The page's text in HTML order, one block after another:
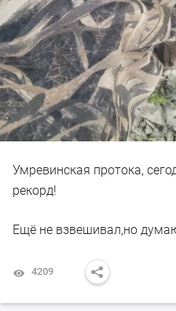
Умревинская протока,
рекорд!
Ещё не взвешивал,но
4209